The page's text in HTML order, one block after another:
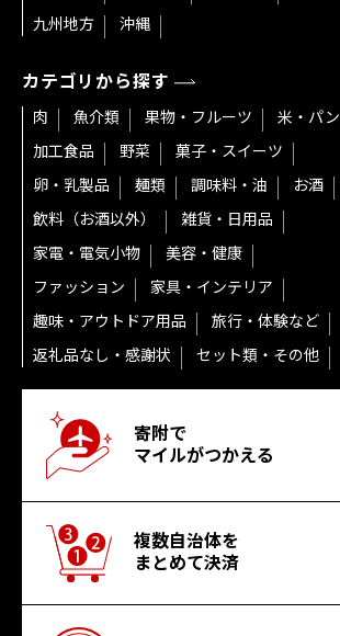
九州地方
沖縄
カテゴリから探す
肉 魚介類 果物・フルーツ
米・パン
加工食品
野菜
菓子・スイーツ
卵・乳製品
麺類 調味料・油
お酒
飲料（お酒以外）
雑貨・日用品
家電・電気小物
美容・健康
ファッション
家具・インテリア
趣味・アウトドア用品
旅行・体験など
返礼品なし・感謝状
セット類・その他
寄附で
マイルがつかえる
複数自治体を
まとめて決済